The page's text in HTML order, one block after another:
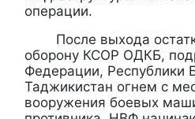
операции.
После выхода
оборону КСОР ОДКБ,
Федерации, Республики
Таджикистан огнем с
вооружения боевых